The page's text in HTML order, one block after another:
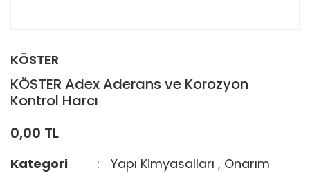
KÖSTER
KÖSTER Adex Aderans ve Korozyon
Kontrol Harcı
0,00 TL
Kategori Yapı Kimyasalları , Onarım